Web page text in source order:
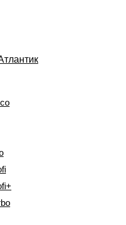
Steatite
080
D400S-3E-CW (12591050)